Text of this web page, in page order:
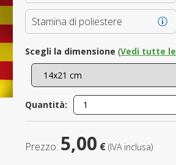
Stamina di poliestere
Scegli la dimensione (Vedi tutte
Quantità:
Prezzo: 5,00 € (IVA inclusa)